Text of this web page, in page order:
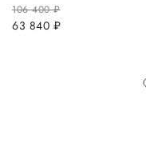
106 400руб.
63 840 руб.